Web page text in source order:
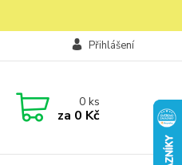
Přihlášení
0ks
za 0 Kč